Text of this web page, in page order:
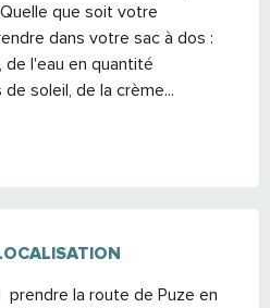
que soit votre
dans votre sac à dos :
l'eau en quantité
soleil, de la crème...
prendre la route de Puze en